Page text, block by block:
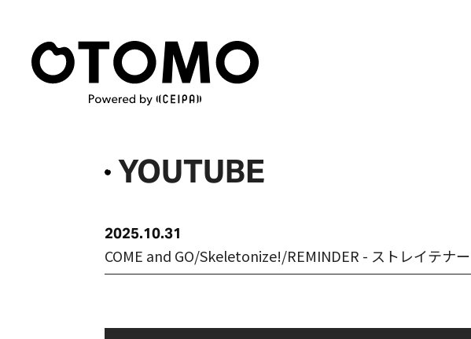
YOUTUBE
2025 10 31
COME and GO/Skeletonize!/REMINDER - ストレイテナー |